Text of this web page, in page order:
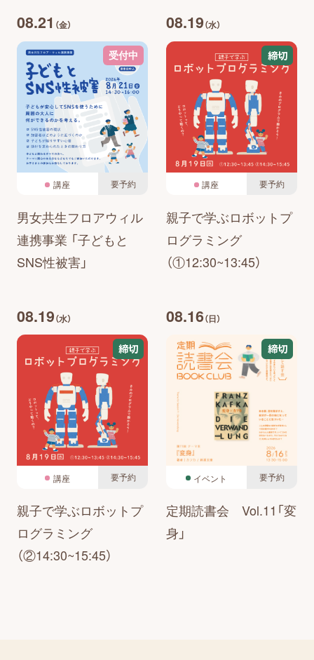
08.21 （金）
受付中
講座 要予約
男女共生フロアウィル
連携事業 「子どもと
SNS性被害」
08.19（水）
締切
講座 要予約
親子で学ぶロボットプ
ログラミング
（①12:30~13:45）
08.19（水）
締切
講座 要予約
親子で学ぶロボットプ
ログラミング
（②14:30~15:45）
08.16（日）
締切
イベント 要予約
定期読書会 Vol.11「変
身」